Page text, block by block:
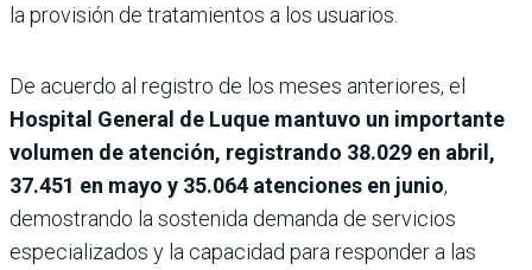
la provisión de tratamientos a los usuarios.
De acuerdo al registro de los meses anteriores, el
Hospital General de Luque mantuvo un importante
volumen de atención, registrando 38.029 en abril,
37.451 en mayo y 35.064 atenciones en junio,
demostrando la sostenida demanda de servicios
especializados y la capacidad para responder a las